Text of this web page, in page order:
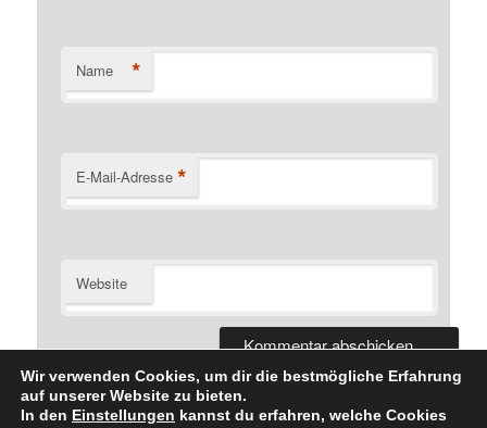
Name *
E-Mail-Adresse *
Website
Wir verwenden Cookies, um dir die bestmögliche Erfahrung
auf unserer Website zu bieten.
In den Einstellungen kannst du erfahren, welche Cookies